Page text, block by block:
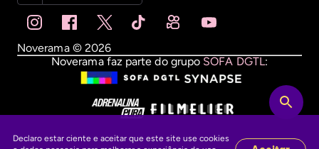
Declaro estar ciente e aceitar que este site use cookies
Noverama © 2026
Noverama faz parte do grupo SOFA DGTL: